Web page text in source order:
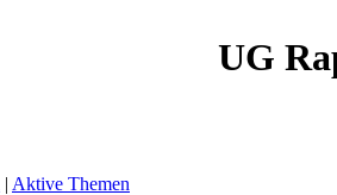
UG
| Aktive Themen